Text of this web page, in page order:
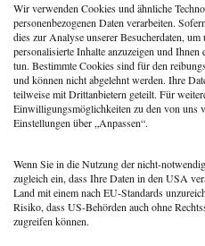
E-Mail:
Website:
Wir verwenden Cookies und ähnliche
personenbezogenen Daten verarbeiten.
dies zur Analyse unserer Besucherdaten, um
personalisierte Inhalte anzuzeigen und
tun. Bestimmte Cookies sind für den
und können nicht abgelehnt werden. Ihre
teilweise mit Drittanbietern geteilt. Für
Einwilligungsmöglichkeiten zu den von uns
Einstellungen über „Anpassen“.
Wenn Sie in die Nutzung der nicht-
zugleich ein, dass Ihre Daten in den USA
Land mit einem nach EU-Standards
Risiko, dass US-Behörden auch ohne
zugreifen können.